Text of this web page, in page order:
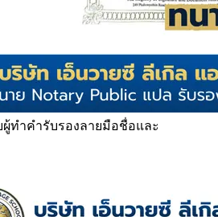
ทำคำรับรองลายมือชื่อและ